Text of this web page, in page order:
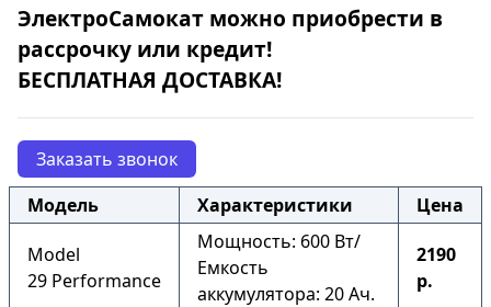
ЭлектроСамокат можно приобрести в
рассрочку или кредит!
БЕСПЛАТНАЯ ДОСТАВКА!
Заказать звонок
Модель
Характеристики Цена
Model
29 Performance
Мощность: 600 Вт/
Емкость
аккумулятора: 20 Ач.
2190
р.